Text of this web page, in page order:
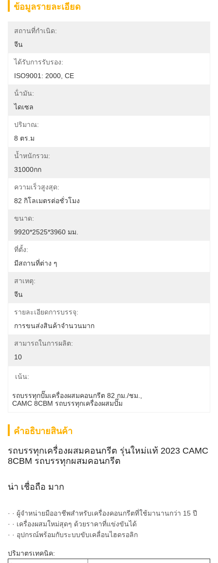
ข้อมูลรายละเอียด
สถานที่กำเนิด:
จีน
ได้รับการรับรอง:
ISO9001: 2000, CE
น้ํามัน:
ไดเซล
ปริมาณ:
8 ตร.ม
น้ำหนักรวม:
31000กก
ความเร็วสูงสุด:
82 กิโลเมตรต่อชั่วโมง
ขนาด:
9920*2525*3960 มม.
ที่ตั้ง:
มีสถานที่ต่าง ๆ
สาเหตุ:
จีน
รายละเอียดการบรรจุ:
การขนส่งสินค้าจำนวนมาก
สามารถในการผลิต:
10
เน้น:
รถบรรทุกปั๊มเครื่องผสมคอนกรีต 82 กม./ชม.
CAMC 8CBM รถบรรทุกเครื่องผสมปั๊ม
คําอธิบายสินค้า
รถบรรทุกเครื่องผสมคอนกรีต รุ่นใหม่แท้ 2023 CAMC
8CBM รถบรรทุกผสมคอนกรีต
น่า เชื่อถือ มาก
· · ผู้จําหน่ายมืออาชีพสําหรับเครื่องคอนกรีตที่ใช้มานานกว่า 15 ปี
· · เครื่องผสมใหม่สุดๆ ด้วยราคาที่แข่งขันได้
· · อุปกรณ์พร้อมกับระบบขับเคลื่อนไฮดรอลิก
ปริมาตรเทคนิค: